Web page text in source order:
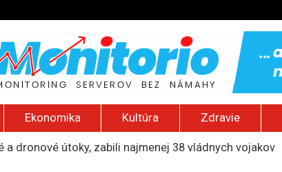
Ekonomika Kultúra Zdravie
a dronové útoky, zabili najmenej 38 vládnych vojakov